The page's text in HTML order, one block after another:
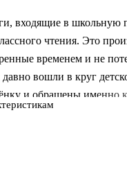
входящие в школьную
чтения. Это
временем и не
вошли в круг
и обращены именно
всесторонне
была написана